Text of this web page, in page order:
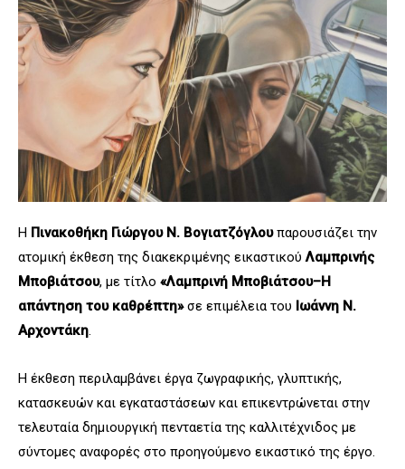
Η Πινακοθήκη Γιώργου Ν. Βογιατζόγλουπαρουσιάζει την
ατομική έκθεση της διακεκριμένης εικαστικούΛαμπρινής
Μποβιάτσου, με τίτλο «Λαμπρινή Μποβιάτσου–Η
απάντηση του καθρέπτη»σε επιμέλεια του Ιωάννη Ν.
Αρχοντάκη.
Η έκθεση περιλαμβάνει έργα ζωγραφικής, γλυπτικής,
κατασκευών και εγκαταστάσεων και επικεντρώνεται στην
τελευταία δημιουργική πενταετία της καλλιτέχνιδος με
σύντομες αναφορές στο προηγούμενο εικαστικό της έργο.